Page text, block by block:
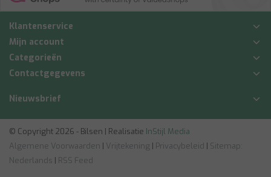
Klantenservice
Mijn account
Categorieën
Contactgegevens
Nieuwsbrief
© Copyright 2026 - Bilsen | Realisatie InStijl Media
Algemene Voorwaarden | Vrijtekening | Privacybeleid | Sitemap:
Nederlands | RSS Feed